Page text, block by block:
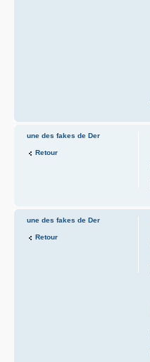
une des fakes de Der
Retour
une des fakes de Der
Retour